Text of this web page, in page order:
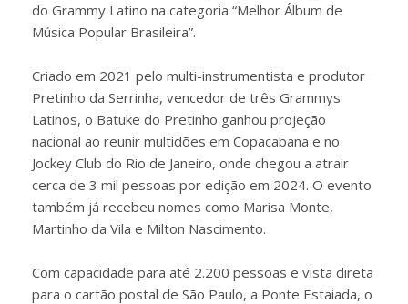
do Grammy Latino na categoria “Melhor Álbum de
Música Popular Brasileira”.
Criado em 2021 pelo multi-instrumentista e produtor
Pretinho da Serrinha, vencedor de três Grammys
Latinos, o Batuke do Pretinho ganhou projeção
nacional ao reunir multidões em Copacabana e no
Jockey Club do Rio de Janeiro, onde chegou a atrair
cerca de 3 mil pessoas por edição em 2024. O evento
também já recebeu nomes como Marisa Monte,
Martinho da Vila e Milton Nascimento.
Com capacidade para até 2.200 pessoas e vista direta
para o cartão postal de São Paulo, a Ponte Estaiada, o